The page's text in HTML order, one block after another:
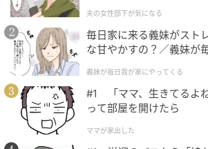
に立ち上がる人たちです。ヒーローは
してヒーローではない。適切な瞬間
行う勇気を見出した“普通の人々”な
ローたちの挑戦に温かな賛辞を贈った
インポスター症候群から考える
夫の女性部下が気になる
毎日家に来る義妹がスト
な甘やかすの？／義妹が
が】
義妹が毎日我が家にやってくる
#1 「ママ、生きてるよ
って部屋を開けたら
ママが家出した